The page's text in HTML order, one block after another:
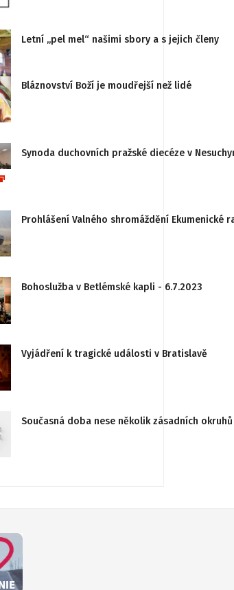
Letní „pel mel“ našimi sbory a s jejich členy
Bláznovství Boží je moudřejší než lidé
Synoda duchovních pražské diecéze v
Prohlášení Valného shromáždění
Bohoslužba v Betlémské kapli - 6.7.2023
Vyjádření k tragické události v Bratislavě
Současná doba nese několik zásadních